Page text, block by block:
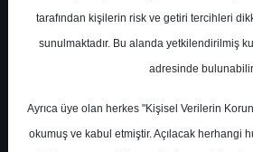
Tahminler
TTRAK- TÜRK TRAKTÖR VE ZİRAAT
tarafından kişilerin risk ve getiri tercihleri
sunulmaktadır. Bu alanda yetkilendirilmiş
adresinde
Ayrıca üye olan herkes "Kişisel Verilerin
okumuş ve kabul etmiştir. Açılacak herhangi